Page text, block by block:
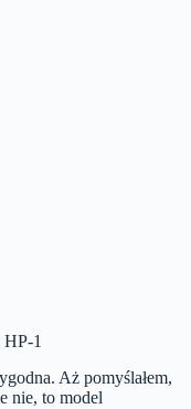
1
Aż pomyślałem,
nie, to model